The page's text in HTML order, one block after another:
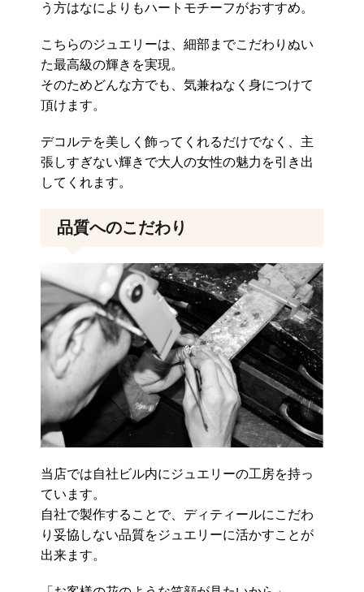
う方はなによりもハートモチーフがおすすめ。
こちらのジュエリーは、細部までこだわりぬい
た最高級の輝きを実現。
そのためどんな方でも、気兼ねなく身につけて
頂けます。
デコルテを美しく飾ってくれるだけでなく、主
張しすぎない輝きで大人の女性の魅力を引き出
してくれます。
品質へのこだわり
当店では自社ビル内にジュエリーの工房を持っ
ています。
自社で製作することで、ディティールにこだわ
り妥協しない品質をジュエリーに活かすことが
出来ます。